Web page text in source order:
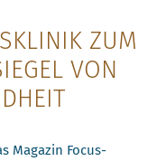
ZUM
VON
Magazin Focus-